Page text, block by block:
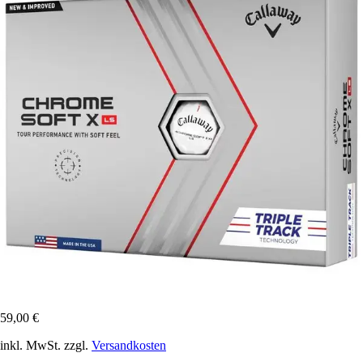
59,00 €
inkl. MwSt. zzgl. Versandkosten